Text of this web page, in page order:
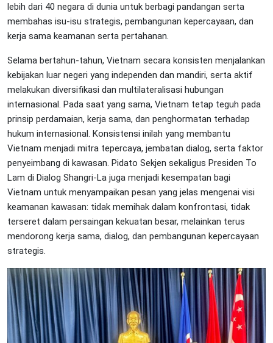
lebih dari 40 negara di dunia untuk berbagi pandangan serta
membahas isu-isu strategis, pembangunan kepercayaan, dan
kerja sama keamanan serta pertahanan.
Selama bertahun-tahun, Vietnam secara konsisten menjalankan
kebijakan luar negeri yang independen dan mandiri, serta aktif
melakukan diversifikasi dan multilateralisasi hubungan
internasional. Pada saat yang sama, Vietnam tetap teguh pada
prinsip perdamaian, kerja sama, dan penghormatan terhadap
hukum internasional. Konsistensi inilah yang membantu
Vietnam menjadi mitra tepercaya, jembatan dialog, serta faktor
penyeimbang di kawasan. Pidato Sekjen sekaligus Presiden To
Lam di Dialog Shangri-La juga menjadi kesempatan bagi
Vietnam untuk menyampaikan pesan yang jelas mengenai visi
keamanan kawasan: tidak memihak dalam konfrontasi, tidak
terseret dalam persaingan kekuatan besar, melainkan terus
mendorong kerja sama, dialog, dan pembangunan kepercayaan
strategis.